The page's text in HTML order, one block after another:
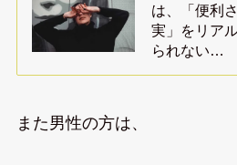
は、「便利
実」をリア
られない…
また男性の方は、